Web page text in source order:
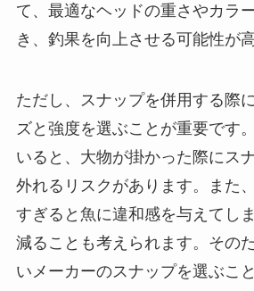
て、最適なヘッドの重さやカラ
き、釣果を向上させる可能性が
ただし、スナップを併用する際
ズと強度を選ぶことが重要です
いると、大物が掛かった際にス
外れるリスクがあります。また
すぎると魚に違和感を与えてし
減ることも考えられます。その
いメーカーのスナップを選ぶこ